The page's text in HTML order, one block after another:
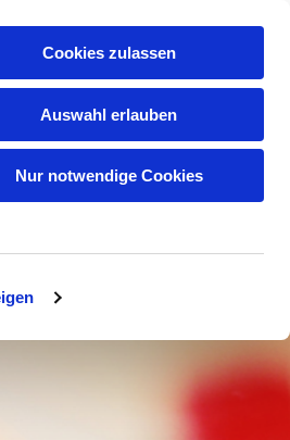
Cookies zulassen
Auswahl erlauben
Nur notwendige Cookies